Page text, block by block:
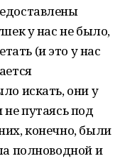
у нас не было,
(и это у нас
искать, они у
путаясь под
конечно, были
полноводной и